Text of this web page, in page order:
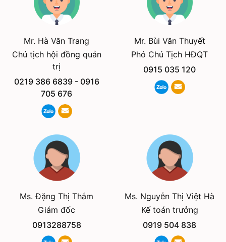
Mr. Hà Văn Trang
Chủ tịch hội đồng quản
trị
0219 386 6839- 0916
705 676
Mr. Bùi Văn Thuyết
Phó Chủ Tịch HĐQT
0915 035 120
Ms. Đặng Thị Thắm
Giám đốc
0913288758
Ms. Nguyễn Thị Việt Hà
Kế toán trưởng
0919 504 838